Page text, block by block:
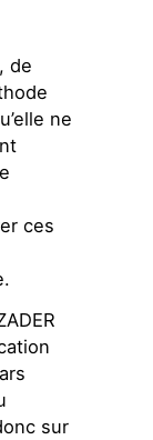
de
ne
ces
sur